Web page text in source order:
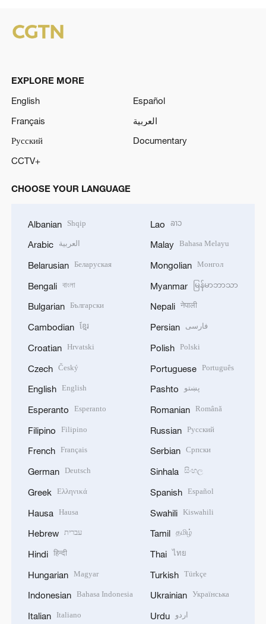
EXPLORE MORE
English
Español
Français
العربية
Русский
Documentary
CCTV+
CHOOSE YOUR LANGUAGE
Albanian Shqip
Arabic العربية
Belarusian Беларуская
Bengali বাংলা
Bulgarian Български
Cambodian ខ្មែរ
Croatian Hrvatski
Czech Český
English English
Esperanto Esperanto
Filipino Filipino
French Français
German Deutsch
Greek Ελληνικά
Hausa Hausa
Hebrew עברית
Hindi हिन्दी
Hungarian Magyar
Indonesian Bahasa Indonesia
Italian Italiano
Lao ລາວ
Malay Bahasa Melayu
Mongolian Монгол
Myanmar မြန်မာဘာသာ
Nepali नेपाली
Persian فارسی
Polish Polski
Portuguese Português
Pashto پښتو
Romanian Română
Russian Русский
Serbian Српски
Sinhala සිංහල
Spanish Español
Swahili Kiswahili
Tamil தமிழ்
Thai ไทย
Turkish Türkçe
Ukrainian Українська
Urdu اردو